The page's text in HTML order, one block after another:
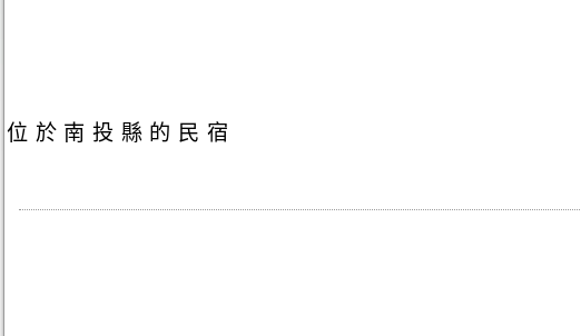
位於南投縣的民宿